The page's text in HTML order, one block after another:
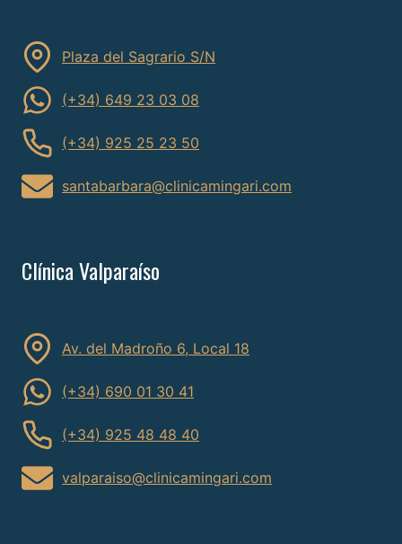
Plaza del Sagrario S/N
(+34) 649 23 03 08
(+34) 925 25 23 50
santabarbara@clinicamingari.com
Clínica Valparaíso
Av. del Madroño 6, Local 18
(+34) 690 01 30 41
(+34) 925 48 48 40
valparaiso@clinicamingari.com